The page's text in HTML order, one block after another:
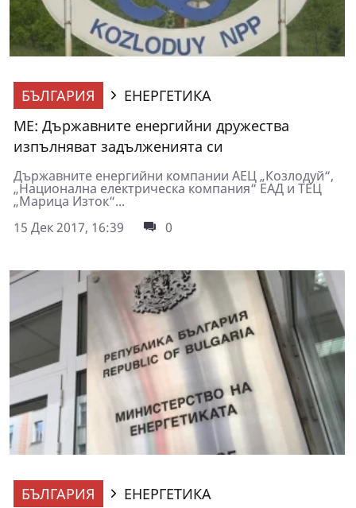
БЪЛГАРИЯ
ЕНЕРГЕТИКА
МЕ: Държавните енергийни дружества
изпълняват задълженията си
Държавните енергийни компании АЕЦ „Козлодуй“,
„Национална електрическа компания“ ЕАД и ТЕЦ
„Марица Изток“...
15 Дек 2017, 16:39
0
БЪЛГАРИЯ
ЕНЕРГЕТИКА